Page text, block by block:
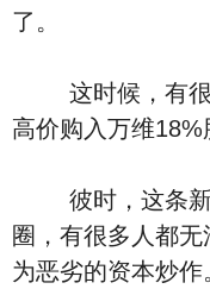
了。
这时候，有很
高价购入万维18%
彼时，这条新
圈，有很多人都
为恶劣的资本炒作